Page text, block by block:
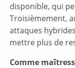
disponible, qui
Troisièmement,
attaques
mettre plus de
Comme